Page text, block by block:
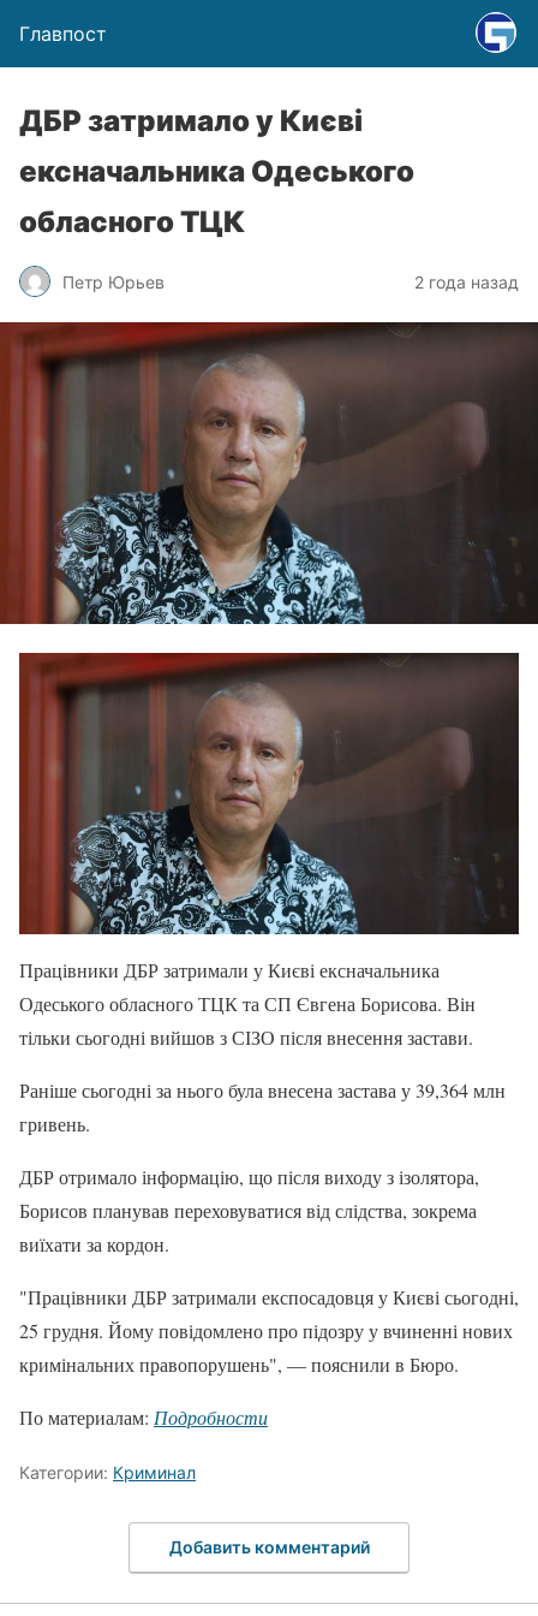
Главпост
ДБР затримало у Києві
ексначальника Одеського
обласного ТЦК
Петр Юрьев 2 года назад
Працівники ДБР затримали у Києві ексначальника
Одеського обласного ТЦК та СП Євгена Борисова. Він
тільки сьогодні вийшов з СІЗО після внесення застави.
Раніше сьогодні за нього була внесена застава у 39,364 млн
гривень.
ДБР отримало інформацію, що після виходу з ізолятора,
Борисов планував переховуватися від слідства, зокрема
виїхати за кордон.
"Працівники ДБР затримали експосадовця у Києві сьогодні,
25 грудня. Йому повідомлено про підозру у вчиненні нових
кримінальних правопорушень", — пояснили в Бюро.
По материалам: Подробности
Категории: Криминал
Добавить комментарий